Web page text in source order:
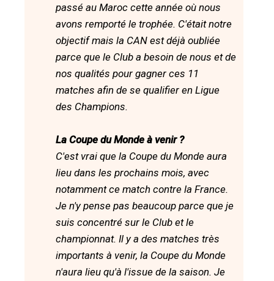
passé au Maroc cette année où nous
avons remporté le trophée. C'était notre
objectif mais la CAN est déjà oubliée
parce que le Club a besoin de nous et de
nos qualités pour gagner ces 11
matches afin de se qualifier en Ligue
des Champions.
La Coupe du Monde à venir ?
C'est vrai que la Coupe du Monde aura
lieu dans les prochains mois, avec
notamment ce match contre la France.
Je n'y pense pas beaucoup parce que je
suis concentré sur le Club et le
championnat. Il y a des matches très
importants à venir, la Coupe du Monde
n'aura lieu qu'à l'issue de la saison. Je